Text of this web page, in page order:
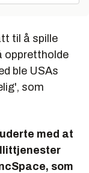
til å spille
opprettholde
ble USAs
som
med at
som